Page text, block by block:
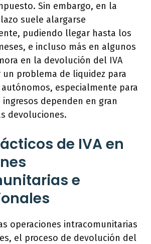
Sin embargo, en la
suele alargarse
pudiendo llegar hasta los
e incluso más en algunos
en la devolución del IVA
problema de liquidez para
especialmente para
dependen en gran
devoluciones.
de IVA en
e
operaciones intracomunitarias
el proceso de devolución del